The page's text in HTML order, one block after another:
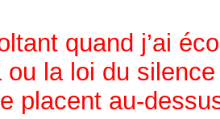
quand j’ai
ou la loi du
placent au-